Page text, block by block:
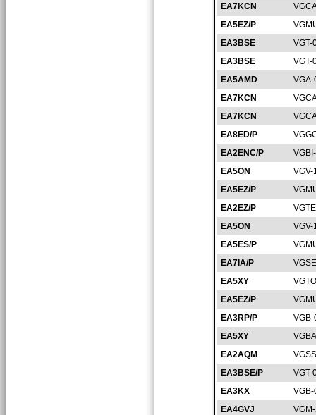
EA7KCN
EA5EZ/P
EA3BSE
VGT-
EA3BSE
VGT-
EA5AMD
EA7KCN
EA7KCN
EA8ED/P
EA2ENC/P
EA5ON
VGV-
EA5EZ/P
EA2EZ/P
EA5ON
VGV-
EA5ES/P
EA7IA/P
EA5XY
EA5EZ/P
EA3RP/P
VGB-
EA5XY
EA2AQM
EA3BSE/P
VGT-
EA3KX
EA4GVJ